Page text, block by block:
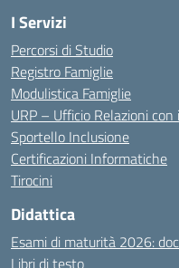
I Servizi
Percorsi di Studio
Registro Famiglie
Modulistica Famiglie
URP – Ufficio Relazioni con
Sportello Inclusione
Certificazioni Informatiche
Tirocini
Didattica
Esami di maturità 2026:
Libri di testo